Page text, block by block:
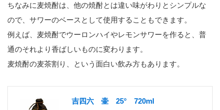
ちなみに麦焼酎は、他の焼酎とは違い味がわりとシンプルな
ので、サワーのベースとして使用することもできます。
例えば、麦焼酎でウーロンハイやレモンサワーを作ると、普
通のそれより香ばしいものに変わります。
麦焼酎の麦茶割り、という面白い飲み方もあります。
吉四六 壷 25° 720ml